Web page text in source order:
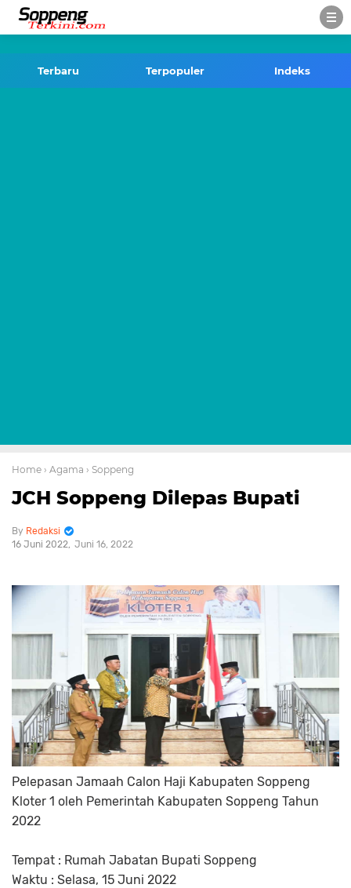
Terbaru Terpopuler Indeks
Home › Agama › Soppeng
JCH Soppeng Dilepas Bupati
Redaksi
16 Juni 2022 Juni 16, 2022
Pelepasan Jamaah Calon Haji Kabupaten Soppeng
Kloter 1 oleh Pemerintah Kabupaten Soppeng Tahun
2022
Tempat : Rumah Jabatan Bupati Soppeng
Waktu : Selasa, 15 Juni 2022